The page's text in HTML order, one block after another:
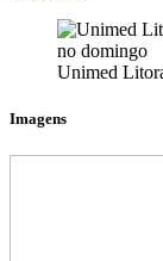
Unimed
Imagens